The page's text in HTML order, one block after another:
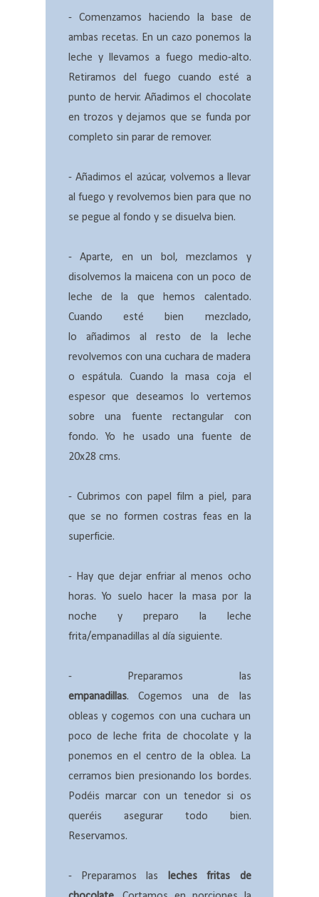
- Comenzamos haciendo la base de
ambas recetas. En un cazo ponemos la
leche y llevamos a fuego medio-alto.
Retiramos del fuego cuando esté a
punto de hervir. Añadimos el chocolate
en trozos y dejamos que se funda por
completo sin parar de remover.
- Añadimos el azúcar, volvemos a llevar
al fuego y revolvemos bien para que no
se pegue al fondo y se disuelva bien.
- Aparte, en un bol, mezclamos y
disolvemos la maicena con un poco de
leche de la que hemos calentado.
Cuando esté bien mezclado,
lo añadimos al resto de la leche
revolvemos con una cuchara de madera
o espátula. Cuando la masa coja el
espesor que deseamos lo vertemos
sobre una fuente rectangular con
fondo. Yo he usado una fuente de
20x28 cms.
- Cubrimos con papel film a piel, para
que se no formen costras feas en la
superficie.
- Hay que dejar enfriar al menos ocho
horas. Yo suelo hacer la masa por la
noche y preparo la leche
frita/empanadillas al día siguiente.
- Preparamos las
empanadillas. Cogemos una de las
obleas y cogemos con una cuchara un
poco de leche frita de chocolate y la
ponemos en el centro de la oblea. La
cerramos bien presionando los bordes.
Podéis marcar con un tenedor si os
queréis asegurar todo bien.
Reservamos.
- Preparamos las
leches fritas de